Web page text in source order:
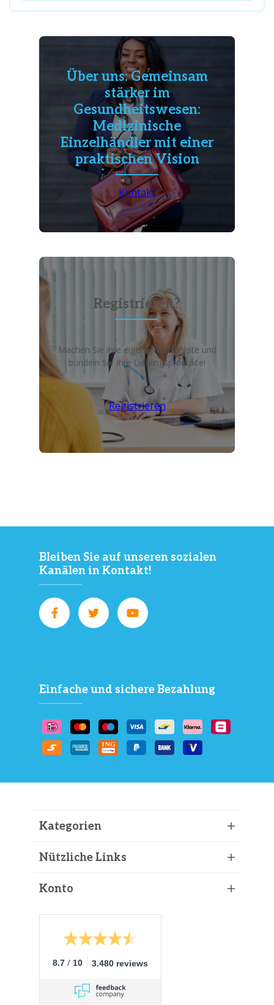
Über uns: Gemeinsam
stärker im
Gesundheitswesen:
Medizinische
Einzelhändler mit einer
praktischen Vision
Kontakt
Registrieren?
Machen Sie ihre eigene Wunschliste und
bündeln Sie Ihre Lieblingsprodukte!
Registrieren
Bleiben Sie auf unseren sozialen
Kanälen in Kontakt!
Einfache und sichere Bezahlung
Kategorien
Nützliche Links
Konto
8.7 / 10 3.480 reviews